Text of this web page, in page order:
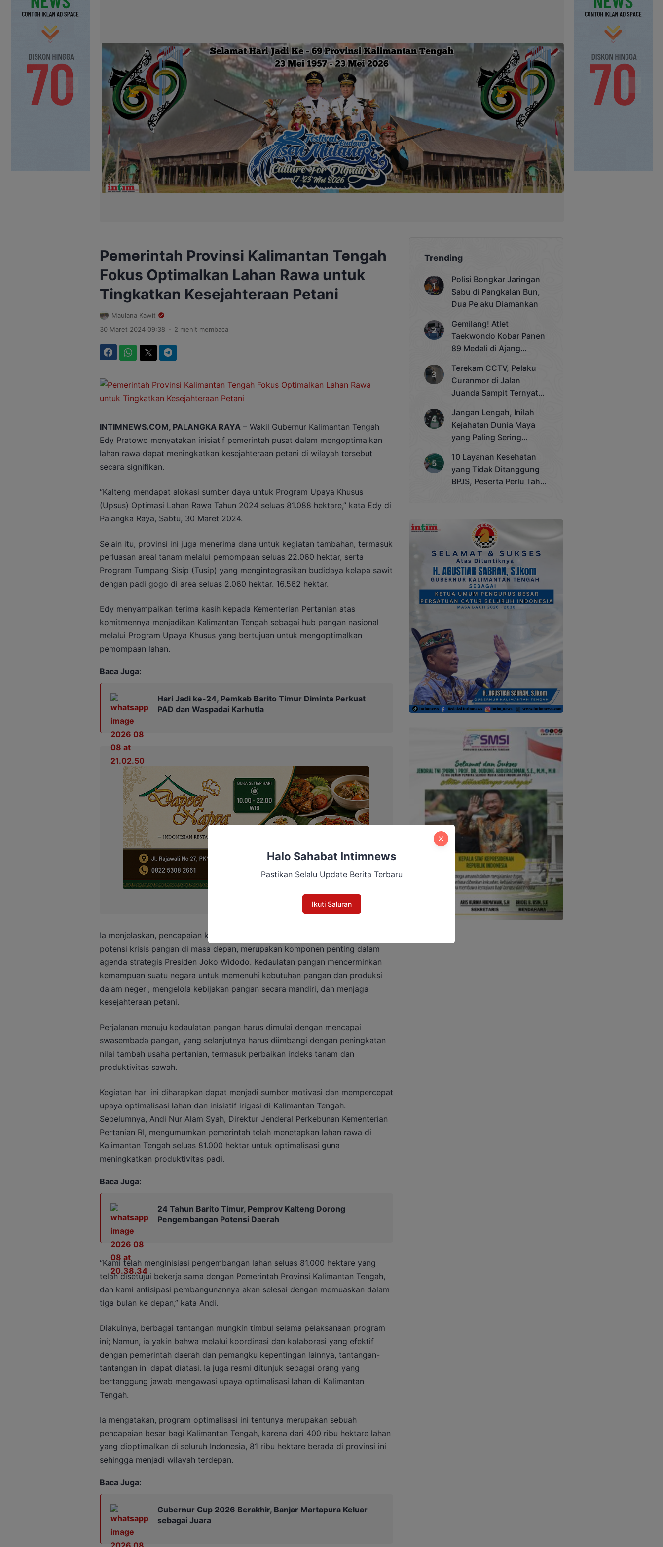
Pemerintah Provinsi Kalimantan Tengah
Fokus Optimalkan Lahan Rawa untuk
Tingkatkan Kesejahteraan Petani
Maulana Kawit
30 Maret 2024 09:38 . 2 menit membaca
INTIMNEWS.COM, PALANGKA RAYA – Wakil Gubernur Kalimantan Tengah
Edy Pratowo menyatakan inisiatif pemerintah pusat dalam mengoptimalkan
lahan rawa dapat meningkatkan kesejahteraan petani di wilayah tersebut
secara signifikan.
“Kalteng mendapat alokasi sumber daya untuk Program Upaya Khusus
(Upsus) Optimasi Lahan Rawa Tahun 2024 seluas 81.088 hektare,” kata Edy di
Palangka Raya, Sabtu, 30 Maret 2024.
Selain itu, provinsi ini juga menerima dana untuk kegiatan tambahan, termasuk
perluasan areal tanam melalui pemompaan seluas 22.060 hektar, serta
Program Tumpang Sisip (Tusip) yang mengintegrasikan budidaya kelapa sawit
dengan padi gogo di area seluas 2.060 hektar. 16.562 hektar.
Edy menyampaikan terima kasih kepada Kementerian Pertanian atas
komitmennya menjadikan Kalimantan Tengah sebagai hub pangan nasional
melalui Program Upaya Khusus yang bertujuan untuk mengoptimalkan
pemompaan lahan.
Baca Juga:
Hari Jadi ke-24, Pemkab Barito Timur Diminta Perkuat
PAD dan Waspadai Karhutla
Ia menjelaskan, pencapaian kedaulatan pangan, khususnya dalam menghadapi
potensi krisis pangan di masa depan, merupakan komponen penting dalam
agenda strategis Presiden Joko Widodo. Kedaulatan pangan mencerminkan
kemampuan suatu negara untuk memenuhi kebutuhan pangan dan produksi
dalam negeri, mengelola kebijakan pangan secara mandiri, dan menjaga
kesejahteraan petani.
Perjalanan menuju kedaulatan pangan harus dimulai dengan mencapai
swasembada pangan, yang selanjutnya harus diimbangi dengan peningkatan
nilai tambah usaha pertanian, termasuk perbaikan indeks tanam dan
produktivitas sawah.
Kegiatan hari ini diharapkan dapat menjadi sumber motivasi dan mempercepat
upaya optimalisasi lahan dan inisiatif irigasi di Kalimantan Tengah.
Sebelumnya, Andi Nur Alam Syah, Direktur Jenderal Perkebunan Kementerian
Pertanian RI, mengumumkan pemerintah telah menetapkan lahan rawa di
Kalimantan Tengah seluas 81.000 hektar untuk optimalisasi guna
meningkatkan produktivitas padi.
Baca Juga:
24 Tahun Barito Timur, Pemprov Kalteng Dorong
Pengembangan Potensi Daerah
“Kami telah menginisiasi pengembangan lahan seluas 81.000 hektare yang
telah disetujui bekerja sama dengan Pemerintah Provinsi Kalimantan Tengah,
dan kami antisipasi pembangunannya akan selesai dengan memuaskan dalam
tiga bulan ke depan,” kata Andi.
Diakuinya, berbagai tantangan mungkin timbul selama pelaksanaan program
ini; Namun, ia yakin bahwa melalui koordinasi dan kolaborasi yang efektif
dengan pemerintah daerah dan pemangku kepentingan lainnya, tantangan-
tantangan ini dapat diatasi. Ia juga resmi ditunjuk sebagai orang yang
bertanggung jawab mengawasi upaya optimalisasi lahan di Kalimantan
Tengah.
Ia mengatakan, program optimalisasi ini tentunya merupakan sebuah
pencapaian besar bagi Kalimantan Tengah, karena dari 400 ribu hektare lahan
yang dioptimalkan di seluruh Indonesia, 81 ribu hektare berada di provinsi ini
sehingga menjadi wilayah terdepan.
Baca Juga:
Gubernur Cup 2026 Berakhir, Banjar Martapura Keluar
sebagai Juara
Trending
Polisi Bongkar Jaringan
Sabu di Pangkalan Bun,
Dua Pelaku Diamankan
Gemilang! Atlet
Taekwondo Kobar Panen
89 Medali di Ajang
Cup 2025
Terekam CCTV, Pelaku
Curanmor di Jalan
Juanda Sampit Ternyata
Jangan Lengah, Inilah
Kejahatan Dunia Maya
yang Paling Sering
10 Layanan Kesehatan
yang Tidak Ditanggung
BPJS, Peserta Perlu Tahu
Halo Sahabat Intimnews
Pastikan Selalu Update Berita Terbaru
Ikuti Saluran